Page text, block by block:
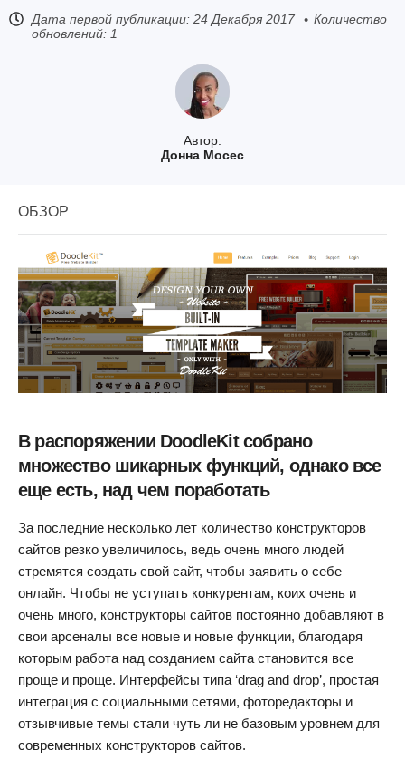
Автор:
Донна Мосес
Дата первой публикации: 24 Декабря 2017
Количество
обновлений: 1
ОБЗОР
В распоряжении DoodleKit собрано
множество шикарных функций, однако все
еще есть, над чем поработать
За последние несколько лет количество конструкторов
сайтов резко увеличилось, ведь очень много людей
стремятся создать свой сайт, чтобы заявить о себе
онлайн. Чтобы не уступать конкурентам, коих очень и
очень много, конструкторы сайтов постоянно добавляют в
свои арсеналы все новые и новые функции, благодаря
которым работа над созданием сайта становится все
проще и проще. Интерфейсы типа ‘drag and drop’, простая
интеграция с социальными сетями, фоторедакторы и
отзывчивые темы стали чуть ли не базовым уровнем для
современных конструкторов сайтов.